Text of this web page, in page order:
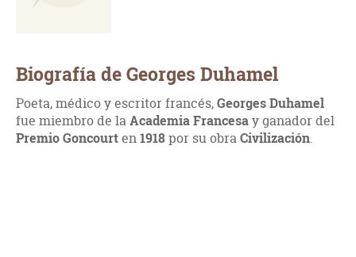
Biografía de Georges Duhamel
Poeta, médico y escritor francés,Georges Duhamel
fue miembro de laAcademia Francesay ganador del
Premio Goncourten1918por su obraCivilización.